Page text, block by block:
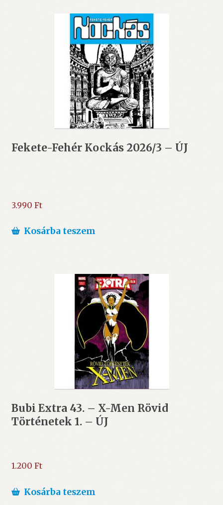
Fekete-Fehér Kockás 2026/3 – ÚJ
3.990 Ft
Kosárba teszem
Bubi Extra 43. – X-Men Rövid
Történetek 1. – ÚJ
1.200 Ft
Kosárba teszem